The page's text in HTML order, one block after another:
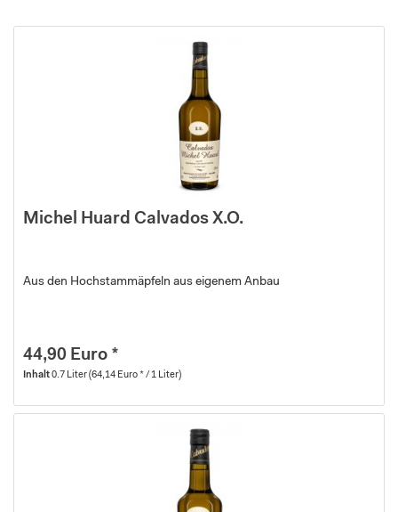
Michel Huard Calvados X.O.
Aus den Hochstammäpfeln aus eigenem Anbau
44,90 Euro *
Inhalt0.7 Liter(64,14 Euro * / 1 Liter)